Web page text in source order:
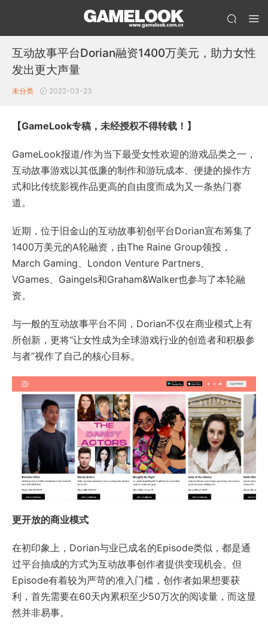
互动故事平台Dorian融资1400万美元，助力女性
发出更大声量
未分类 2022-03-23
【GameLook专稿，未经授权不得转载！】
GameLook报道/作为当下最受女性欢迎的游戏品类之一，
互动故事游戏以其低廉的制作和游玩成本、便捷的操作方
式和比传统影视作品更高的自由度而成为又一条热门赛
道。
近期，位于旧金山的互动故事初创平台Dorian宣布筹集了
1400万美元的A轮融资，由The Raine Group领投，
March Gaming、London Venture Partners、
VGames、Gaingels和Graham&Walker也参与了本轮融
资。
与一般的互动故事平台不同，Dorian不仅在商业模式上有
所创新，更将“让女性成为全球游戏行业的创造者和积极参
与者”视作了自己的核心目标。
更开放的商业模式
在初印象上，Dorian与业已成名的Episode类似，都是通
过平台抽成的方式为互动故事创作者提供变现机会。但
Episode有着较为严苛的准入门槛，创作者如果想要获
利，首先需要在60天内累积至少50万次的阅读量，而这显
然并非易事。